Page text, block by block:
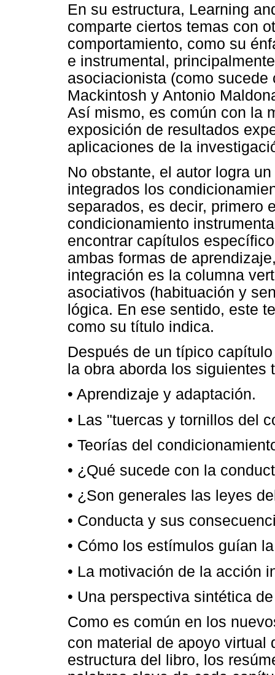
En su estructura, Learning
comparte ciertos temas con
comportamiento, como su
e instrumental,
asociacionista (como
Mackintosh y Antonio
Así mismo, es común con la
exposición de resultados
aplicaciones de la
No obstante, el autor logra
integrados los
separados, es decir, primero
condicionamiento
encontrar capítulos
ambas formas de
integración es la columna
asociativos (habituación y
lógica. En ese sentido, este
como su título indica.
Después de un típico
la obra aborda los siguientes
• Aprendizaje y adaptación.
• Las "tuercas y tornillos del
• Teorías del
• ¿Qué sucede con la
• ¿Son generales las leyes
• Conducta y sus
• Cómo los estímulos guían
• La motivación de la acción
• Una perspectiva sintética
Como es común en los
con material de apoyo virtual
estructura del libro, los